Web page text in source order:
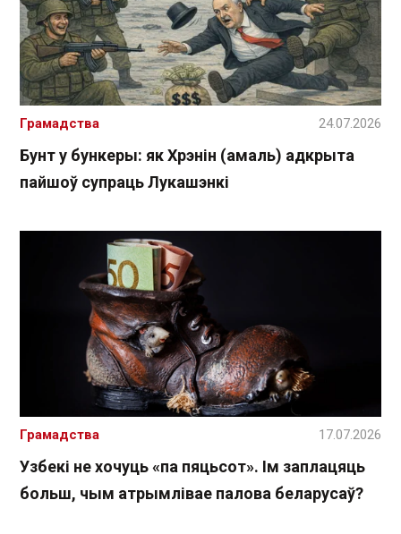
Бунт у бункеры: як Хрэнін (амаль) адкрыта
пайшоў супраць Лукашэнкі
Грамадства 24.07.2026
Узбекі не хочуць «па пяцьсот». Ім заплацяць
больш, чым атрымлівае палова беларусаў?
Грамадства 17.07.2026